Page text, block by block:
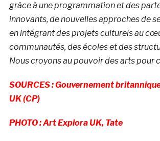
grâce à une programmation et des
innovants, de nouvelles approches de
en intégrant des projets culturels au
communautés, des écoles et des
Nous croyons au pouvoir des arts pour
SOURCES : Gouvernement
UK (CP)
PHOTO : Art Explora UK, Tate